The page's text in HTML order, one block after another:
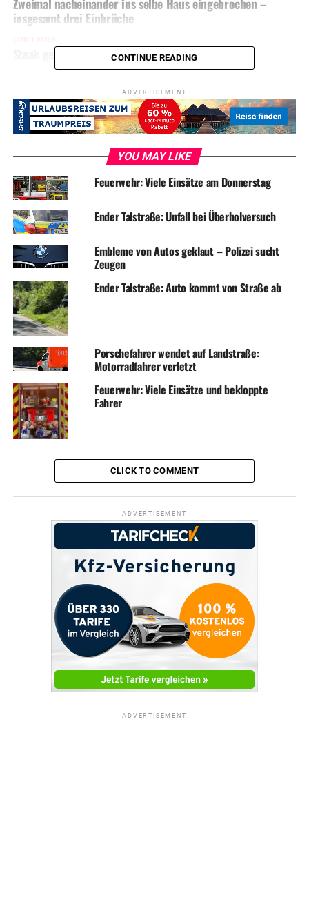
Zweimal nacheinander ins selbe Haus eingebrochen –
insgesamt drei Einbrüche
Steak gebraten – Feuerwehr musste lüften
CONTINUE READING
ADVERTISEMENT
YOU MAY LIKE
Feuerwehr: Viele Einsätze am Donnerstag
Ender Talstraße: Unfall bei Überholversuch
Embleme von Autos geklaut – Polizei sucht
Zeugen
Ender Talstraße: Auto kommt von Straße ab
Porschefahrer wendet auf Landstraße:
Motorradfahrer verletzt
Feuerwehr: Viele Einsätze und bekloppte
Fahrer
CLICK TO COMMENT
ADVERTISEMENT
ADVERTISEMENT